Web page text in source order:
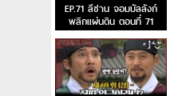
EP.71 ลีซาน จอมบัลลังก์
พลิกแผ่นดิน ตอนที่ 71